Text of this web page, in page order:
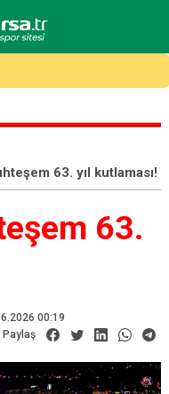
63. yıl kutlaması!
63.
00:19
Paylaş